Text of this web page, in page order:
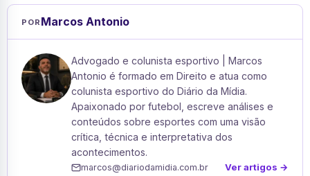
POR Marcos Antonio
Advogado e colunista esportivo | Marcos
Antonio é formado em Direito e atua como
colunista esportivo do Diário da Mídia.
Apaixonado por futebol, escreve análises e
conteúdos sobre esportes com uma visão
crítica, técnica e interpretativa dos
acontecimentos.
marcos@diariodamidia.com.br Ver artigos →